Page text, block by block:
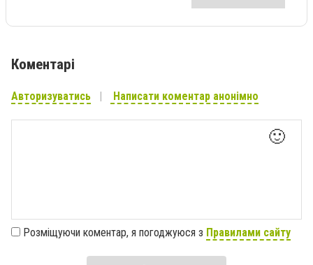
Коментарі
Авторизуватись Написати коментар анонімно
🙂
Розміщуючи коментар, я погоджуюся з Правилами сайту